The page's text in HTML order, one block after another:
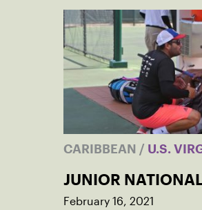
CARIBBEAN / U.S.
JUNIOR
February 16, 2021